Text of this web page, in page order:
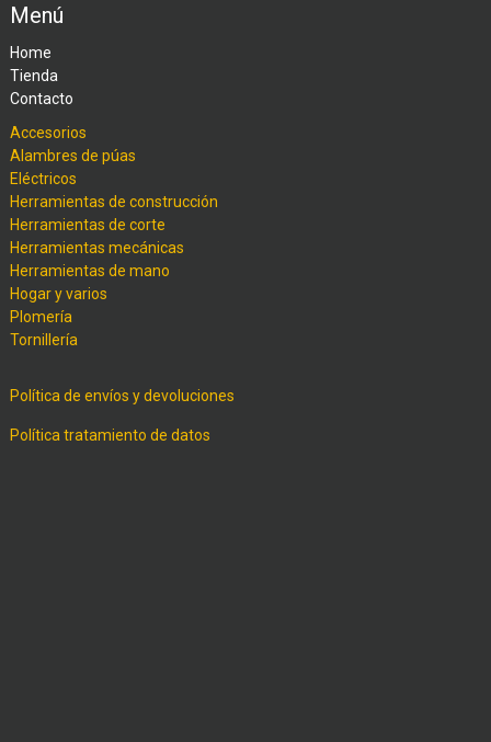
Menú
Home
Tienda
Contacto
Accesorios
Alambres de púas
Eléctricos
Herramientas de construcción
Herramientas de corte
Herramientas mecánicas
Herramientas de mano
Hogar y varios
Plomería
Tornillería
Política de envíos y devoluciones
Política tratamiento de datos